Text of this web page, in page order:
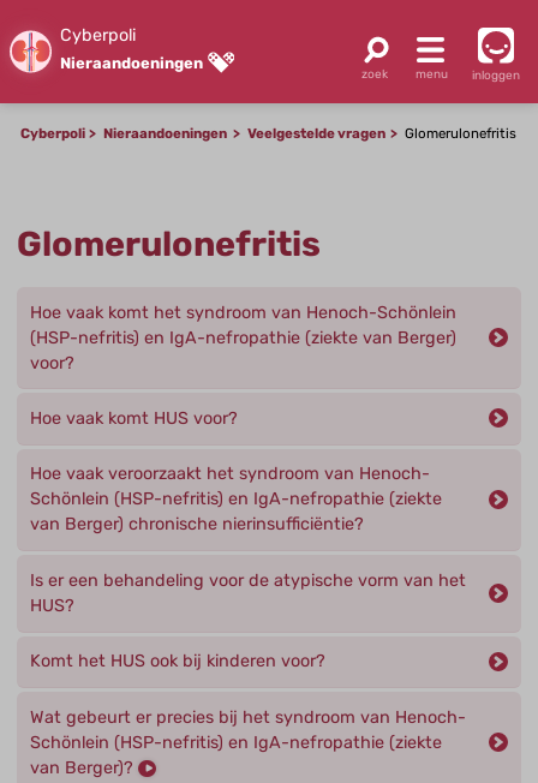
Cyberpoli
Nieraandoeningen
inloggen
Cyberpoli Nieraandoeningen Veelgestelde vragen Glomerulonefritis
Glomerulonefritis
Hoe vaak komt het syndroom van Henoch-Schönlein
(HSP-nefritis) en IgA-nefropathie (ziekte van Berger)
voor?
Hoe vaak komt HUS voor?
Hoe vaak veroorzaakt het syndroom van Henoch-
Schönlein (HSP-nefritis) en IgA-nefropathie (ziekte
van Berger) chronische nierinsufficiëntie?
Is er een behandeling voor de atypische vorm van het
HUS?
Komt het HUS ook bij kinderen voor?
Wat gebeurt er precies bij het syndroom van Henoch-
Schönlein (HSP-nefritis) en IgA-nefropathie (ziekte
van Berger)?